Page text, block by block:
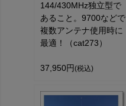
144/430MHz独立型で
あること。9700などで
複数アンテナ使用時に
最適！（cat273）
37,950円 (税込)